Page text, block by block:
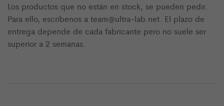
Los productos que no están en stock, se pueden pedir.
Para ello, escríbenos a team@ultra-lab.net. El plazo de
entrega depende de cada fabricante pero no suele ser
superior a 2 semanas.